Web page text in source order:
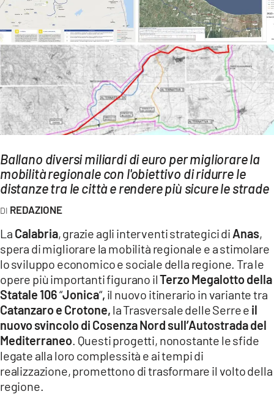
CULTURA
AMBIENTE
Streaming
LAC TV
LAC NETWORK
LAC ONAIR
LaC
Network
LACONAIR.IT
LACITYMAG.IT
ILREGGINO.IT
COSENZACHANNEL.IT
ILVIBONESE.IT
CATANZAROCHANNEL.IT
LACAPITALENEWS.IT
Ballano diversi miliardi di euro per migliorare la
mobilità regionale con l'obiettivo di ridurre le
distanze tra le città e rendere più sicure le strade
REDAZIONE
La Calabria, grazie agli interventi strategici di Anas,
spera di migliorare la mobilità regionale e a stimolare
lo sviluppo economico e sociale della regione. Tra le
opere più importanti figurano ilTerzo Megalotto della
Statale 106“Jonica“, il nuovo itinerario in variante tra
Catanzaro e Crotone, la Trasversale delle Serre e il
nuovo svincolo di Cosenza Nord sull’Autostrada del
Mediterraneo . Questi progetti, nonostante le sfide
legate alla loro complessità e ai tempi di
realizzazione, promettono di trasformare il volto della
regione.